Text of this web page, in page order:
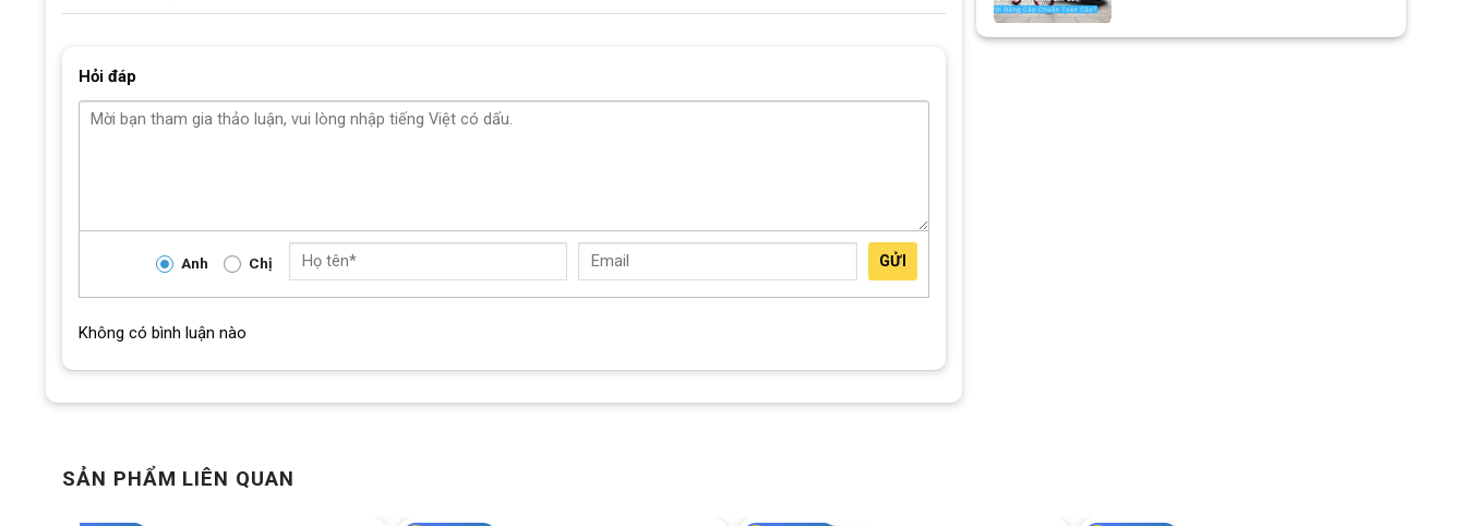
Xe Đạp Đua 700c GIANT OCR Classic được trang bị ghi đông cong , người đạp xe có thể dễ dàng đặt
tay của mình theo nhiều tư thế khác nhau, tránh sự mỏi các cơ vai khi đạp xe đường dài.
Bánh xe có kích cỡ 700x25c, diện tích tiếp xúc với mặt đường ít nên sẽ dễ dàng giúp xe đạt tốc độ
Bảng thông số cơ bản
Hỏi đáp
Anh Chị GỬI
Không có bình luận nào
SẢN PHẨM LIÊN QUAN